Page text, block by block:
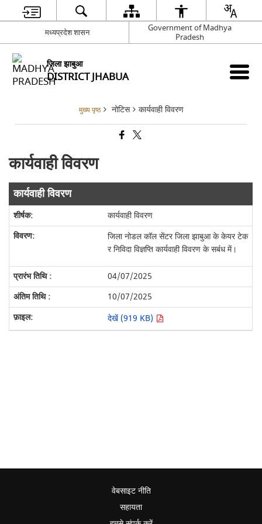
मध्यप्रदेश शासन
Government of Madhya
Pradesh
जिला झाबुआ
DISTRICT JHABUA
मुख्य पृष्ठ नोटिस कार्यवाही विवरण
कार्यवाही विवरण
कार्यवाही विवरण
कार्यवाही विवरण
जिला नोडल कॉल सेंटर जिला झाबुआ के केयर टेक
र निविदा विज्ञप्ति कार्यवाही विवरण के सबंंध में।
04/07/2025
10/07/2025
देखें (919 KB)
वेबसाइट नीति
सहायता